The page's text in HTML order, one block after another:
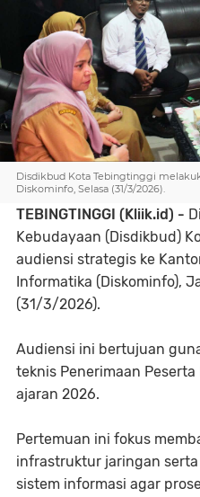
Disdikbud Kota Tebingtinggi
Diskominfo, Selasa (31/3/2026).
TEBINGTINGGI (Kliik.id) -
Kebudayaan (Disdikbud)
audiensi strategis ke
Informatika (Diskominfo),
(31/3/2026).
Audiensi ini bertujuan
teknis Penerimaan
ajaran 2026.
Pertemuan ini fokus
infrastruktur jaringan
sistem informasi agar